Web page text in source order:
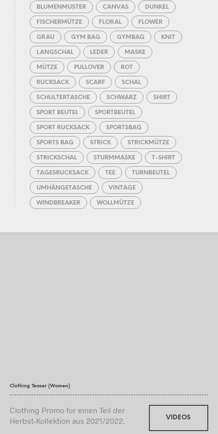
BLUMENMUSTER CANVAS DUNKEL
FISCHERMÜTZE FLORAL FLOWER
GRAU GYM BAG GYMBAG KNIT
LANGSCHAL LEDER MASKE
MÜTZE PULLOVER ROT
RUCKSACK SCARF SCHAL
SCHULTERTASCHE SCHWARZ SHIRT
SPORT BEUTEL SPORTBEUTEL
SPORT RUCKSACK SPORTSBAG
SPORTS BAG STRICK STRICKMÜTZE
STRICKSCHAL STURMMASKE T-SHIRT
TAGESRUCKSACK TEE TURNBEUTEL
UMHÄNGETASCHE VINTAGE
WINDBREAKER WOLLMÜTZE
Clothing Teaser (Women)
Clothing Promo fur einen Teil der
Herbst-Kollektion aus 2021/2022.
VIDEOS